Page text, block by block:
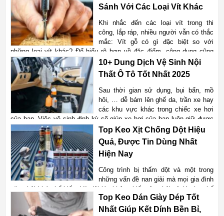
làm như hại lớp sơn zin nếu không xử lý đú
Xem chi tiết
Sánh Với Các Loại Vít Khác
Khi nhắc đến các loại vít trong thi
công, lắp ráp, nhiều người vẫn có thắc
mắc: Vít gỗ có gì đặc biệt so với
những loại vít khác? Để hiểu rõ hơn về đặc điểm, công dụng cũng
như sự khác nhau giữa vít gỗ và các loại vít khác thì hãy cùng tham
khảo qua
Xem chi tiết
10+ Dung Dịch Vệ Sinh Nội
Thất Ô Tô Tốt Nhất 2025
Sau thời gian sử dụng, bụi bẩn, mồ
hôi, … dễ bám lên ghế da, trần xe hay
các khu vực khác trong chiếc xe hơi
của bạn. Việc vệ sinh định kỳ sẽ giúp xe hơi của bạn luôn giữ được
tính thẩm mỹ, sạch sẽ và luôn bền đẹp theo thời gian. Tuy nhiên, trên
thị
Top Keo Xịt Chống Dột Hiệu
Quả, Được Tin Dùng Nhất
Hiện Nay
Công trình bị thấm dột và một trong
những vấn đề nan giải mà mọi gia đình
gặp phải khá phổ biến. Và đôi lúc không biết nên phải xử lý như thế
nào để không ảnh hưởng đến quá trình sinh hoạt trong gia đình. Keo
xịt chống dột là một trong những giải phá
Top Keo Dán Giày Dép Tốt
Nhất Giúp Kết Dính Bền Bỉ,